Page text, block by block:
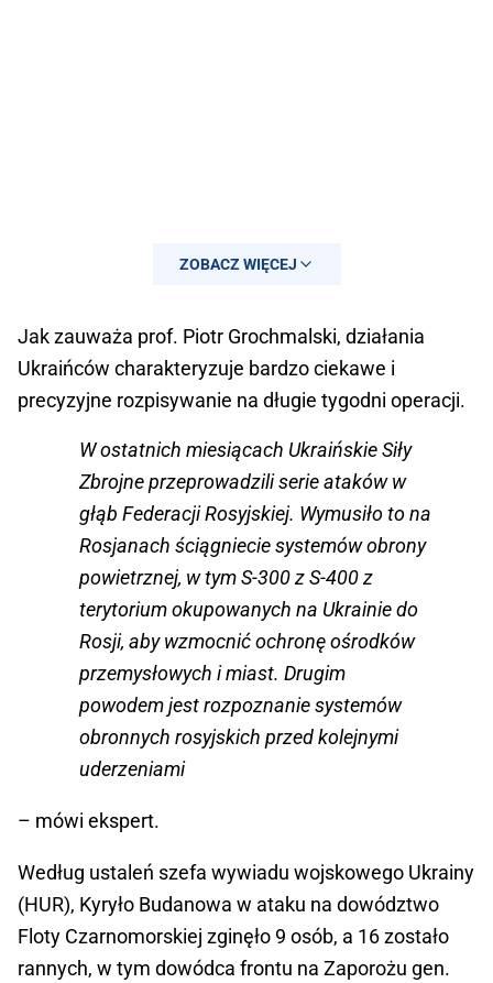
ZOBACZ WIĘCEJ
Jak zauważa prof. Piotr Grochmalski, działania
Ukraińców charakteryzuje bardzo ciekawe i
precyzyjne rozpisywanie na długie tygodni operacji.
W ostatnich miesiącach Ukraińskie Siły
Zbrojne przeprowadzili serie ataków w
głąb Federacji Rosyjskiej. Wymusiło to na
Rosjanach ściągniecie systemów obrony
powietrznej, w tym S-300 z S-400 z
terytorium okupowanych na Ukrainie do
Rosji, aby wzmocnić ochronę ośrodków
przemysłowych i miast. Drugim
powodem jest rozpoznanie systemów
obronnych rosyjskich przed kolejnymi
uderzeniami
– mówi ekspert.
Według ustaleń szefa wywiadu wojskowego Ukrainy
(HUR), Kyryło Budanowa w ataku na dowództwo
Floty Czarnomorskiej zginęło 9 osób, a 16 zostało
rannych, w tym dowódca frontu na Zaporożu gen.